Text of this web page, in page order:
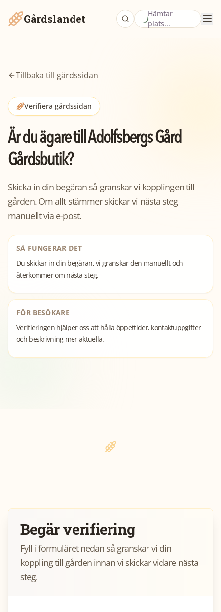
Gårdslandet
Hämtar
plats...
Tillbaka till gårdssidan
Verifiera gårdssidan
Är du ägare tillAdolfsbergs Gård
Gårdsbutik?
Skicka in din begäran så granskar vi kopplingen till
gården. Om allt stämmer skickar vi nästa steg
manuellt via e-post.
SÅ FUNGERAR DET
Du skickar in din begäran, vi granskar den manuellt och
återkommer om nästa steg.
FÖR BESÖKARE
Verifieringen hjälper oss att hålla öppettider, kontaktuppgifter
och beskrivning mer aktuella.
FröviÖppna publika sidan
Begär verifiering
Fyll i formuläret nedan så granskar vi din
koppling till gården innan vi skickar vidare nästa
steg.